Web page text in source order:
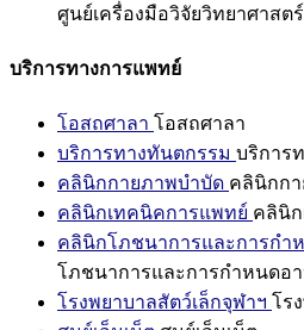
ศูนย์เครื่องมือวิจัยวิทยาศาสต
บริการทางการแพทย์
โอสถศาลา โอสถศาลา
บริการทางทันตกรรม บริการ
คลินิกกายภาพบำบัด คลินิกก
คลินิกเทคนิคการแพทย์ คลินิ
คลินิกโภชนาการและการกำ
โภชนาการและการกำหนดอ
โรงพยาบาลสัตว์เล็กจุฬาฯ โร